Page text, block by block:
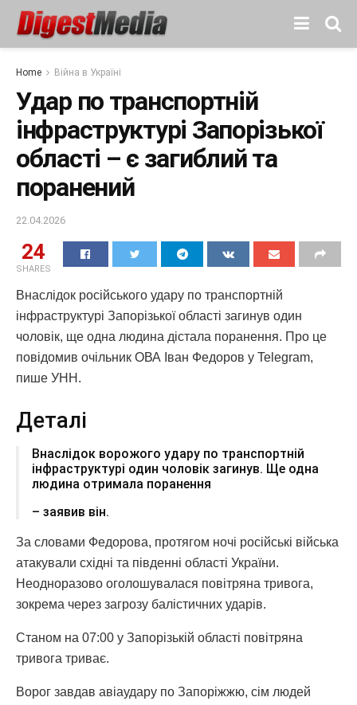
Home Війна в Україні
Удар по транспортній
інфраструктурі Запорізької
області – є загиблий та
поранений
22.04.2026
24
SHARES
Внаслідок російського удару по транспортній
інфраструктурі Запорізької області загинув один
чоловік, ще одна людина дістала поранення. Про це
повідомив очільник ОВА Іван Федоров у Telegram,
пише УНН.
Деталі
Внаслідок ворожого удару по транспортній
інфраструктурі один чоловік загинув. Ще одна
людина отримала поранення
– заявив він.
За словами Федорова, протягом ночі російські війська
атакували східні та південні області України.
Неодноразово оголошувалася повітряна тривога,
зокрема через загрозу балістичних ударів.
Станом на 07:00 у Запорізькій області повітряна
тривога триває.
Ворог завдав авіаудару по Запоріжжю, сім людей